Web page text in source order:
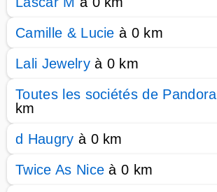
Camille & Lucie à 0 km
Lali Jewelryà 0 km
Toutes les sociétés de
km
d Haugry à 0 km
Twice As Nice à 0 km